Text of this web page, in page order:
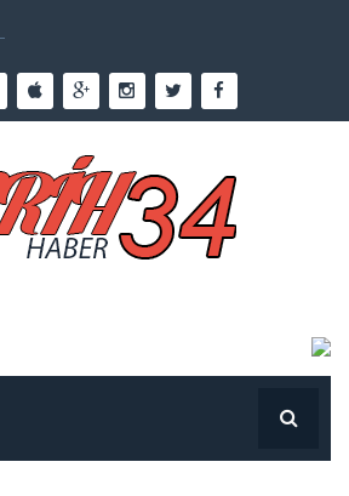
Ne Kadar İnsan Öldü?